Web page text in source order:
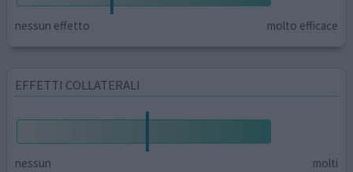
nessun effetto molto efficace
EFFETTI COLLATERALI
nessun
molti